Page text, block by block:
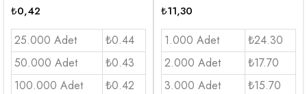
₺0,42
25.000 Adet
₺0.44
50.000 Adet
₺0.43
100.000 Adet
₺0.42
₺11,30
1.000 Adet
₺24.30
2.000 Adet
₺17.70
3.000 Adet
₺15.70